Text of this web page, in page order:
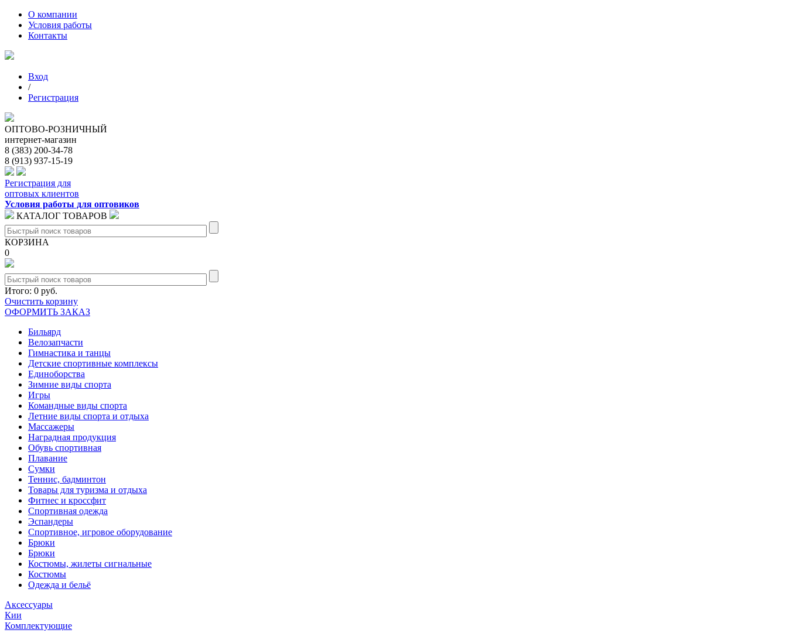
О компании
Условия работы
Контакты
Вход
/
Регистрация
ОПТОВО-РОЗНИЧНЫЙ
интернет-магазин
8 (383) 200-34-78
8 (913) 937-15-19
Регистрация для
оптовых клиентов
Условия работы для оптовиков
КАТАЛОГ ТОВАРОВ
КОРЗИНА
0
Итого: 0 руб.
Очистить корзину
ОФОРМИТЬ ЗАКАЗ
Бильярд
Велозапчасти
Гимнастика и танцы
Детские спортивные комплексы
Единоборства
Зимние виды спорта
Игры
Командные виды спорта
Летние виды спорта и отдыха
Массажеры
Наградная продукция
Обувь спортивная
Плавание
Сумки
Теннис, бадминтон
Товары для туризма и отдыха
Фитнес и кроссфит
Спортивная одежда
Эспандеры
Спортивное, игровое оборудование
Брюки
Брюки
Костюмы, жилеты сигнальные
Костюмы
Одежда и бельё
Аксессуары
Кии
Комплектующие